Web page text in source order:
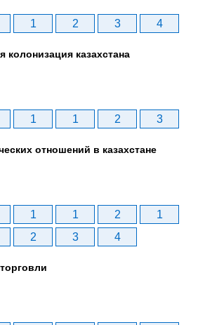
1 2 3 4
колонизация казахстана
1 1 2 3
отношений в казахстане
1 1 2
1
2 3 4